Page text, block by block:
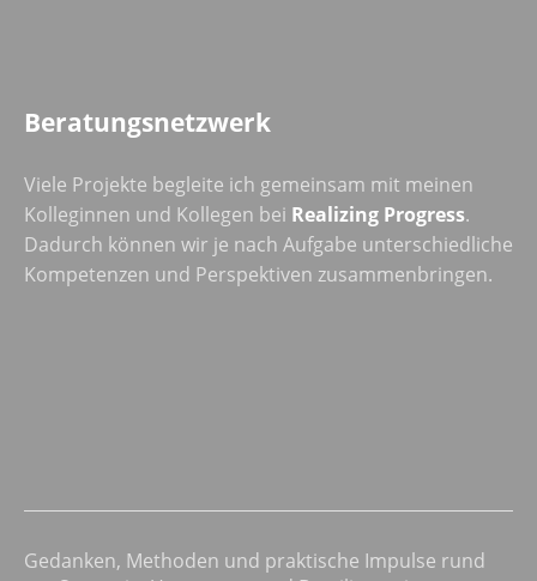
Beratungsnetzwerk
Viele Projekte begleite ich gemeinsam mit meinen
Kolleginnen und Kollegen bei Realizing Progress.
Dadurch können wir je nach Aufgabe unterschiedliche
Kompetenzen und Perspektiven zusammenbringen.
Gedanken, Methoden und praktische Impulse rund